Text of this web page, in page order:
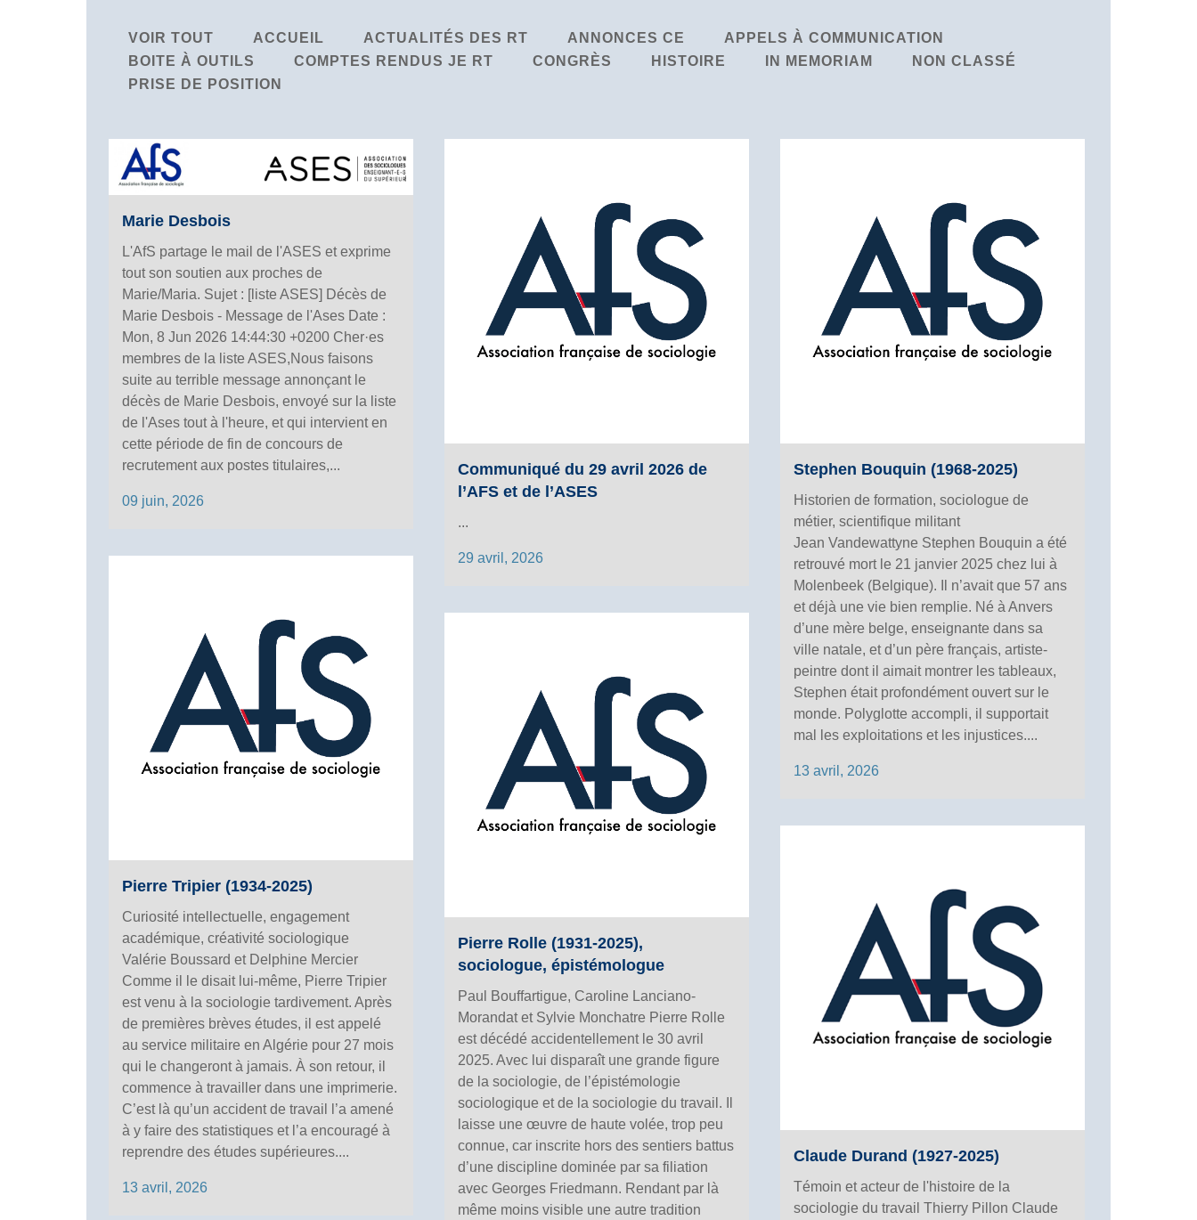
VOIR TOUT ACCUEIL ACTUALITÉS DES RT ANNONCES CE
APPELS À COMMUNICATION
BOITE À OUTILS
COMPTES RENDUS JE RT CONGRÈS HISTOIRE IN MEMORIAM
NON CLASSÉ
PRISE DE POSITION
Marie Desbois
L'AfS partage le mail de l'ASES et exprime
tout son soutien aux proches de
Marie/Maria. Sujet : [liste ASES] Décès de
Marie Desbois - Message de l'Ases Date :
Mon, 8 Jun 2026 14:44:30 +0200 Cher·es
membres de la liste ASES,Nous faisons
suite au terrible message annonçant le
décès de Marie Desbois, envoyé sur la liste
de l'Ases tout à l'heure, et qui intervient en
cette période de fin de concours de
recrutement aux postes titulaires,...
09 juin, 2026
Communiqué du 29 avril 2026 de
l’AFS et de l’ASES
...
29 avril, 2026
Stephen Bouquin (1968-2025)
Historien de formation, sociologue de
métier, scientifique militant
Jean Vandewattyne Stephen Bouquin a été
retrouvé mort le 21 janvier 2025 chez lui à
Molenbeek (Belgique). Il n’avait que 57 ans
et déjà une vie bien remplie. Né à Anvers
d’une mère belge, enseignante dans sa
ville natale, et d’un père français, artiste-
peintre dont il aimait montrer les tableaux,
Stephen était profondément ouvert sur le
monde. Polyglotte accompli, il supportait
mal les exploitations et les injustices....
13 avril, 2026
Pierre Tripier (1934-2025)
Curiosité intellectuelle, engagement
académique, créativité sociologique
Valérie Boussard et Delphine Mercier
Comme il le disait lui-même, Pierre Tripier
est venu à la sociologie tardivement. Après
de premières brèves études, il est appelé
au service militaire en Algérie pour 27 mois
qui le changeront à jamais. À son retour, il
commence à travailler dans une imprimerie.
C’est là qu’un accident de travail l’a amené
à y faire des statistiques et l’a encouragé à
reprendre des études supérieures....
13 avril, 2026
Pierre Rolle (1931-2025),
sociologue, épistémologue
Paul Bouffartigue, Caroline Lanciano-
Morandat et Sylvie Monchatre Pierre Rolle
est décédé accidentellement le 30 avril
2025. Avec lui disparaît une grande figure
de la sociologie, de l’épistémologie
sociologique et de la sociologie du travail. Il
laisse une œuvre de haute volée, trop peu
connue, car inscrite hors des sentiers battus
d’une discipline dominée par sa filiation
avec Georges Friedmann. Rendant par là
même moins visible une autre tradition
Claude Durand (1927-2025)
Témoin et acteur de l'histoire de la
sociologie du travail Thierry Pillon Claude